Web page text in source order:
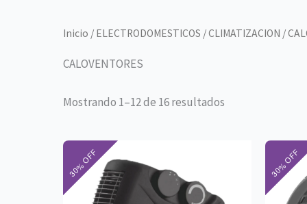
Inicio / ELECTRODOMESTICOS /CLIMATIZACION /
CALOVENTORES
Mostrando 1–12 de 16 resultados
original
era:
$42.500.
es:
$29.750.